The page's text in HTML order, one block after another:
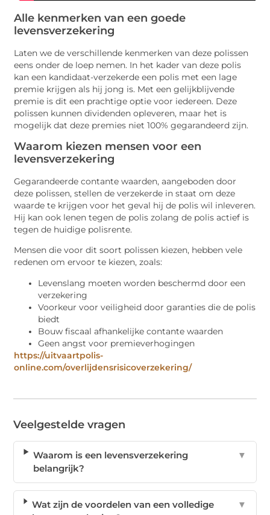
Alle kenmerken van een goede
levensverzekering
Laten we de verschillende kenmerken van deze polissen
eens onder de loep nemen. In het kader van deze polis
kan een kandidaat-verzekerde een polis met een lage
premie krijgen als hij jong is. Met een gelijkblijvende
premie is dit een prachtige optie voor iedereen. Deze
polissen kunnen dividenden opleveren, maar het is
mogelijk dat deze premies niet 100% gegarandeerd zijn.
Waarom kiezen mensen voor een
levensverzekering
Gegarandeerde contante waarden, aangeboden door
deze polissen, stellen de verzekerde in staat om deze
waarde te krijgen voor het geval hij de polis wil inleveren.
Hij kan ook lenen tegen de polis zolang de polis actief is
tegen de huidige polisrente.
Mensen die voor dit soort polissen kiezen, hebben vele
redenen om ervoor te kiezen, zoals:
Levenslang moeten worden beschermd door een
verzekering
Voorkeur voor veiligheid door garanties die de polis
biedt
Bouw fiscaal afhankelijke contante waarden
Geen angst voor premieverhogingen
https://uitvaartpolis-
online.com/overlijdensrisicoverzekering/
Veelgestelde vragen
Waarom is een levensverzekering
belangrijk?
▼
Wat zijn de voordelen van een volledige
▼